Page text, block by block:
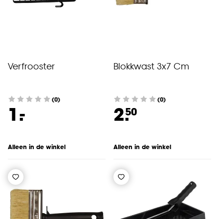
Verfrooster
(0)
1.
-
Alleen in de winkel
Blokkwast 3x7 Cm
(0)
2.50
Alleen in de winkel